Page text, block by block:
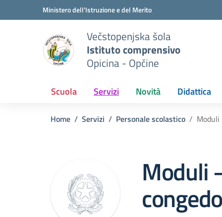
Vai ai contenuti
Vai al menu di navigazioneMinistero dell'Istruzione e del Merito
Večstopenjska šola
Istituto comprensivo
Opicina - Opčine
Scuola Servizi Novità Didattica
Home Servizi Personale scolastico
Moduli